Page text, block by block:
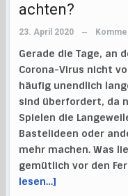
achten?
23. April 2020 —
Gerade die Tage, an
Corona-Virus nicht
häufig unendlich
sind überfordert, da
Spielen die
Bastelideen oder
mehr machen. Was
gemütlich vor den
lesen…]